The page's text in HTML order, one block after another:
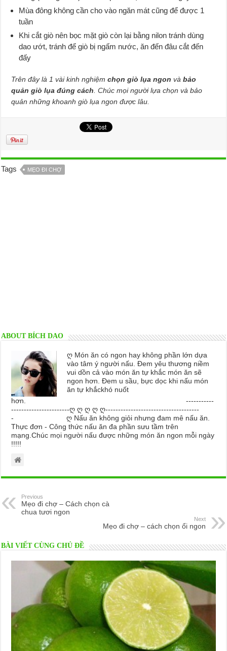
Mùa đông không cần cho vào ngăn mát cũng để được 1
tuần
Khi cắt giò nên bọc mặt giò còn lại bằng nilon tránh dùng
dao ướt, tránh để giò bị ngấm nước, ăn đến đâu cắt đến
đấy
Trên đây là 1 vài kinh nghiệmchọn giò lụa ngon vàbảo
quản giò lụa đúng cách . Chúc mọi người lựa chọn và bảo
quản những khoanh giò lụa ngon được lâu.
Tags MẸO ĐI CHỢ
ABOUT BÍCH DAO
ღ Món ăn có ngon hay không phần lớn dựa
vào tâm ý người nấu. Đem yêu thương niềm
vui dồn cả vào món ăn tự khắc món ăn sẽ
ngon hơn. Đem u sầu, bực dọc khi nấu món
ăn tự khắckhó nuốt
hơn. -----------
-----------------------ღ ღ ღ ღ ღ-------------------------------------
- ღ Nấu ăn không giỏi nhưng đam mê nấu ăn.
Thực đơn - Công thức nấu ăn đa phần sưu tầm trên
mạng.Chúc mọi người nấu được những món ăn ngon mỗi ngày
!!!!!
Previous
Mẹo đi chợ – Cách chọn cà
chua tươi ngon
Next
Mẹo đi chợ – cách chọn ổi ngon
BÀI VIẾT CÙNG CHỦ ĐỀ